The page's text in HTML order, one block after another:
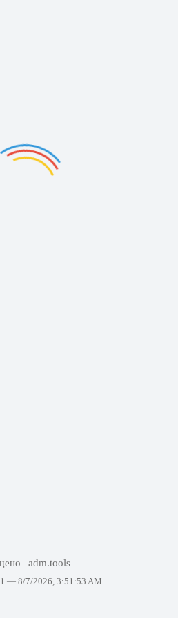
adm.tools
— 8/7/2026, 3:51:53 AM